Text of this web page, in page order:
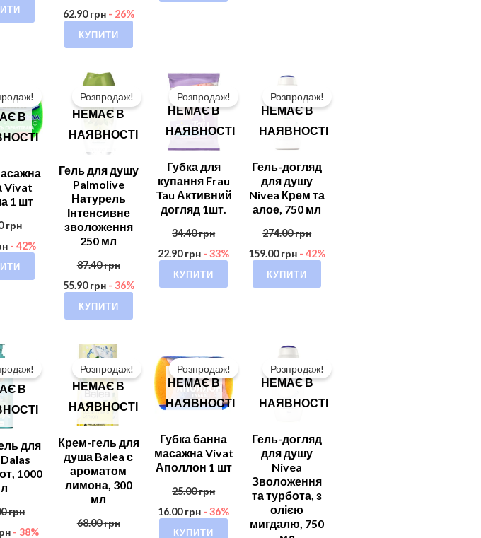
62.90грн- 26%
КУПИТИ
В
Vivat
1 шт
грн
- 42%
НЕМАЄ В
НАЯВНОСТІ
Розпродаж!
Гель для душу
Palmolive
Натурель
Інтенсивне
зволоження
250 мл
87.40грн
55.90грн- 36%
КУПИТИ
НЕМАЄ В
НАЯВНОСТІ
Розпродаж!
Губка для
купання Frau
Tau Активний
догляд 1шт.
34.40грн
22.90грн - 33%
КУПИТИ
НЕМАЄ В
НАЯВНОСТІ
Розпродаж!
Гель-догляд
для душу
Nivea Крем та
алое, 750 мл
274.00грн
159.00грн - 42%
КУПИТИ
В
для
1000
грн
- 38%
НЕМАЄ В
НАЯВНОСТІ
Розпродаж!
Крем-гель для
душа Balea с
ароматом
лимона, 300
мл
68.00грн
НЕМАЄ В
НАЯВНОСТІ
Розпродаж!
Губка банна
масажна Vivat
Аполлон 1 шт
25.00грн
16.00грн - 36%
КУПИТИ
НЕМАЄ В
НАЯВНОСТІ
Розпродаж!
Гель-догляд
для душу
Nivea
Зволоження
та турбота, з
олією
мигдалю, 750